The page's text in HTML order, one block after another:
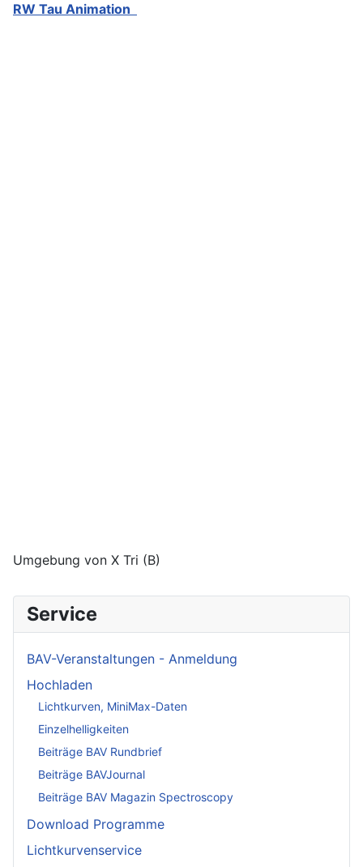
RW Tau Animation
Umgebung von X Tri (B)
Service
BAV-Veranstaltungen - Anmeldung
Hochladen
Lichtkurven, MiniMax-Daten
Einzelhelligkeiten
Beiträge BAV Rundbrief
Beiträge BAVJournal
Beiträge BAV Magazin Spectroscopy
Download Programme
Lichtkurvenservice